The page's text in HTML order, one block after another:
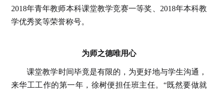
2018年青年教师本科课堂教学竞赛一等奖、2018年本科教
学优秀奖等荣誉称号。
为师之德唯用心
课堂教学时间毕竟是有限的，为更好地与学生沟通，
来华工工作的第一年，徐树便担任班主任。“既然要做就